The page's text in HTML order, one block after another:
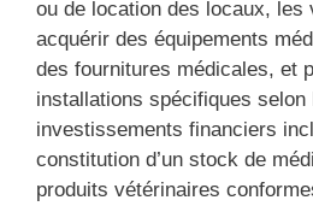
ou de location des locaux, les
acquérir des équipements
des fournitures médicales, et
installations spécifiques
investissements financiers
constitution d’un stock de
produits vétérinaires